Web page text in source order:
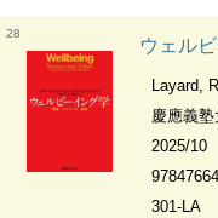
28
ウェル
Layard,
慶應義
2025/10
301-LA